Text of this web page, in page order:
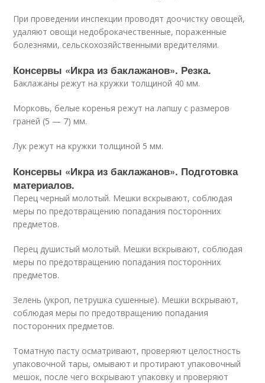
При проведении инспекции проводят доочистку овощей,
удаляют овощи недоброкачественные, пораженные
болезнями, сельскохозяйственными вредителями.
Консервы «Икра из баклажанов». Резка.
Баклажаны режут на кружки толщиной 40 мм.
Морковь, белые коренья режут на лапшу с размеров
граней (5 — 7) мм.
Лук режут на кружки толщиной 5 мм.
Консервы «Икра из баклажанов». Подготовка
материалов.
Перец черный молотый. Мешки вскрывают, соблюдая
меры по предотвращению попадания посторонних
предметов.
Перец душистый молотый. Мешки вскрывают, соблюдая
меры по предотвращению попадания посторонних
предметов.
Зелень (укроп, петрушка сушенные). Мешки вскрывают,
соблюдая меры по предотвращению попадания
посторонних предметов.
Томатную пасту осматривают, проверяют целостность
упаковочной тары, омывают и протирают упаковочный
мешок, после чего вскрывают упаковку и проверяют